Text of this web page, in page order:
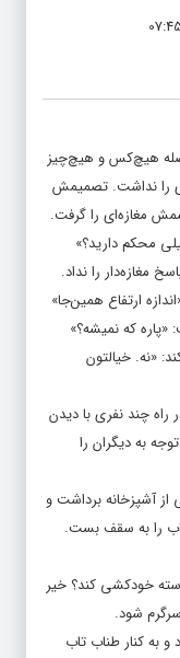
هیچ‌کس و هیچ‌چیز
را نداشت. تصمیمش
مغازه‌ای را گرفت.
محکم دارید؟»
مغازه‌دار را نداد.
ارتفاع همین‌جا»
که نمیشه؟»
«نه. خیالتون
چند نفری با دیدن
به دیگران را
آشپزخانه برداشت و
را به سقف بست.
خودکشی کند؟ خیر
شود.
و به کنار طناب تاب